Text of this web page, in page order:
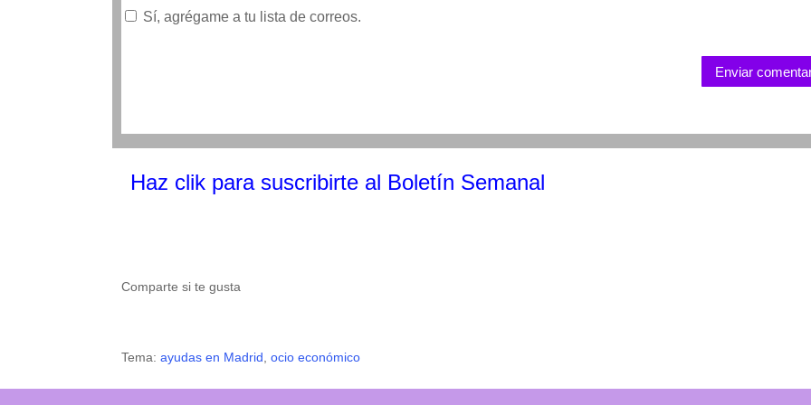
Sí, agrégame a tu lista de correos.
Enviar
Haz clik para suscribirte al Boletín Semanal
Comparte si te gusta
Tema:ayudas en Madrid,ocio económico